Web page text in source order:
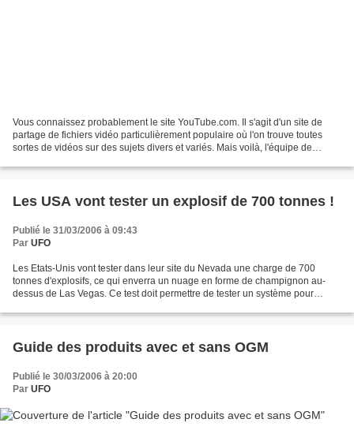
Vous connaissez probablement le site YouTube.com. Il s'agit d'un site de
partage de fichiers vidéo particulièrement populaire où l'on trouve toutes
sortes de vidéos sur des sujets divers et variés. Mais voilà, l'équipe de
Les USA vont tester un explosif de 700 tonnes !
Publié le 31/03/2006 à 09:43
Par UFO
Les Etats-Unis vont tester dans leur site du Nevada une charge de 700
tonnes d'explosifs, ce qui enverra un nuage en forme de champignon au-
dessus de Las Vegas. Ce test doit permettre de tester un système pour
Guide des produits avec et sans OGM
Publié le 30/03/2006 à 20:00
Par UFO